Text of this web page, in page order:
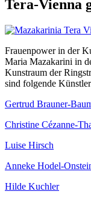
Tera-Vienna
Frauenpower in der
Maria Mazakarini in
Kunstraum der
sind folgende
Gertrud Brauner-
Christine Cézanne-
Luise Hirsch
Anneke Hodel-
Hilde Kuchler